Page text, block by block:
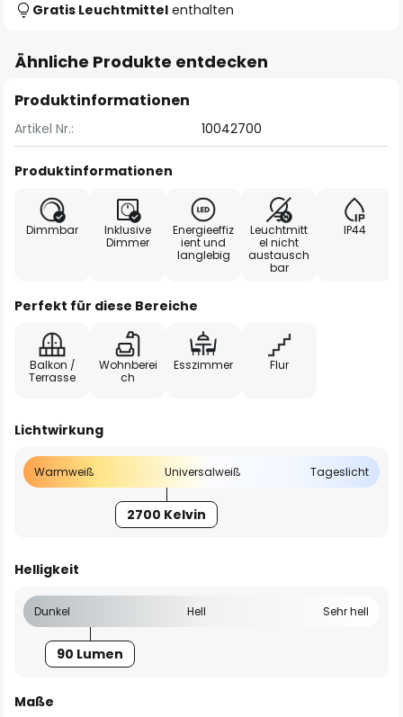
Gratis Leuchtmittel enthalten
Ähnliche Produkte entdecken
Produktinformationen
Artikel Nr.: 10042700
Produktinformationen
Dimmbar
Inklusive
Dimmer
Energieeffiz
ient und
langlebig
Leuchtmitt
el nicht
austausch
bar
IP44
Perfekt für diese Bereiche
Balkon /
Terrasse
Wohnberei
ch
Esszimmer Flur
Lichtwirkung
Warmweiß Universalweiß Tageslicht
2700 Kelvin
Helligkeit
Dunkel Hell Sehr hell
90 Lumen
Maße